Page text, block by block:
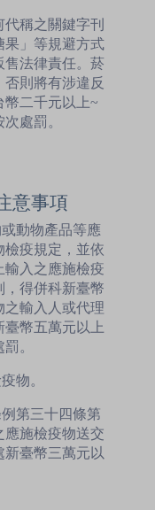
稱之關鍵字刊
果」等規避方式
售法律責任。菸
則將有涉違反
幣二千元以上~
處罰。
意事項
動物產品等應
檢疫規定，並依
輸入之應施檢疫
，得併科新臺幣
之輸入人或代理
臺幣五萬元以上
。
物。
第三十四條第
應施檢疫物送交
臺幣三萬元以